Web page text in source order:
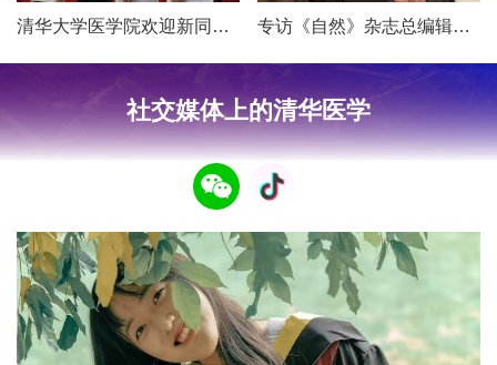
清华大学医学院欢迎新同学！ 专访《自然》杂志总编辑玛格达莱娜·斯基珀：AI时代的科研之道
社交媒体上的清华医学